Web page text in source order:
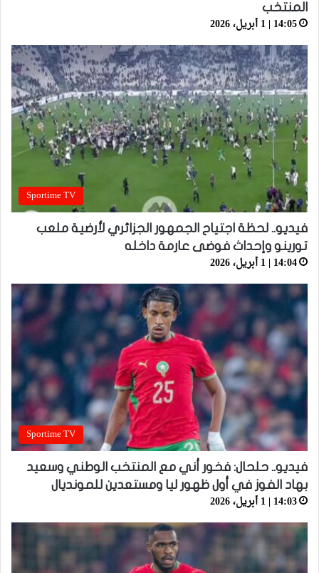
المنتخب
14:05 | 1 أبريل، 2026
Sportime TV
فيديو.. لحظة اجتياح الجمهور الجزائري لأرضية ملعب
تورينو وإحداث فوضى عارمة داخله
14:04 | 1 أبريل، 2026
Sportime TV
فيديو.. حلحال: فخور أني مع المنتخب الوطني وسعيد
بهاد الفوز في أول ظهور ليا ومستعدين للمونديال
14:03 | 1 أبريل، 2026